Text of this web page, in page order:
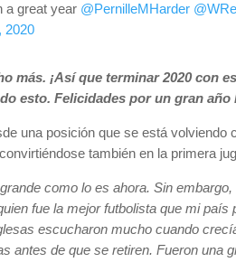
a great year @PernilleMHarder
2020
más. ¡Así que terminar 2020
esto. Felicidades por un gran año
una posición que se está
también en la primera
como lo es ahora. Sin
fue la mejor futbolista que mi
escucharon mucho cuando
antes de que se retiren. Fueron una